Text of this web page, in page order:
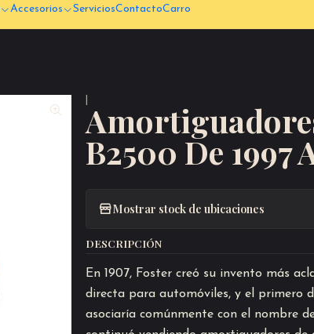
Accesorios ServiciosContactoCarro
B2500 De 1997
Mostrar stock de ubicaciones
DESCRIPCIÓN
En 1907, Foster creó su invento más
directa para automóviles, y el primero
asociaría comúnmente con el nombre